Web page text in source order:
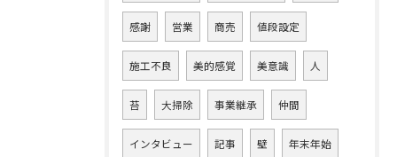
感謝 営業 商売 値段設定
施工不良 美的感覚 美意識 人
苔 大掃除 事業継承 仲間
インタビュー 記事 壁 年末年始